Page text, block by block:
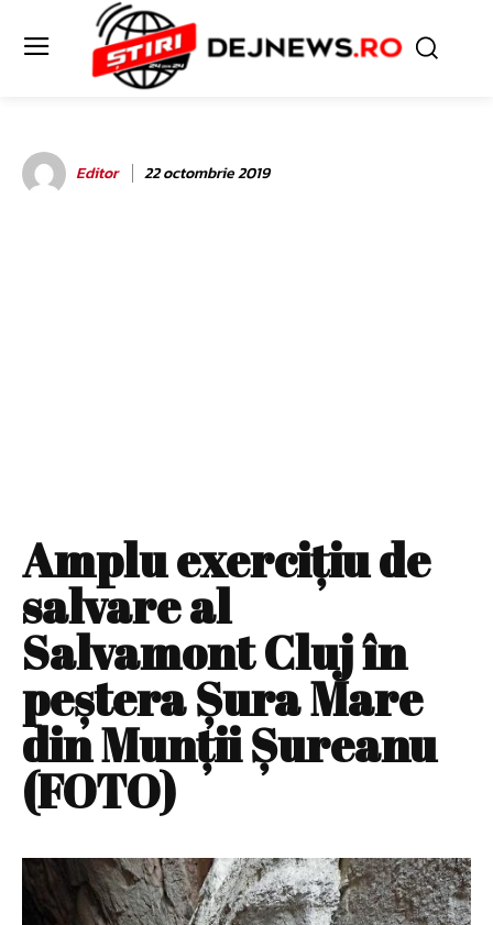
Editor 22 octombrie 2019
Amplu exerciţiu de
salvare al
Salvamont Cluj în
peştera Şura Mare
din Munţii Şureanu
(FOTO)